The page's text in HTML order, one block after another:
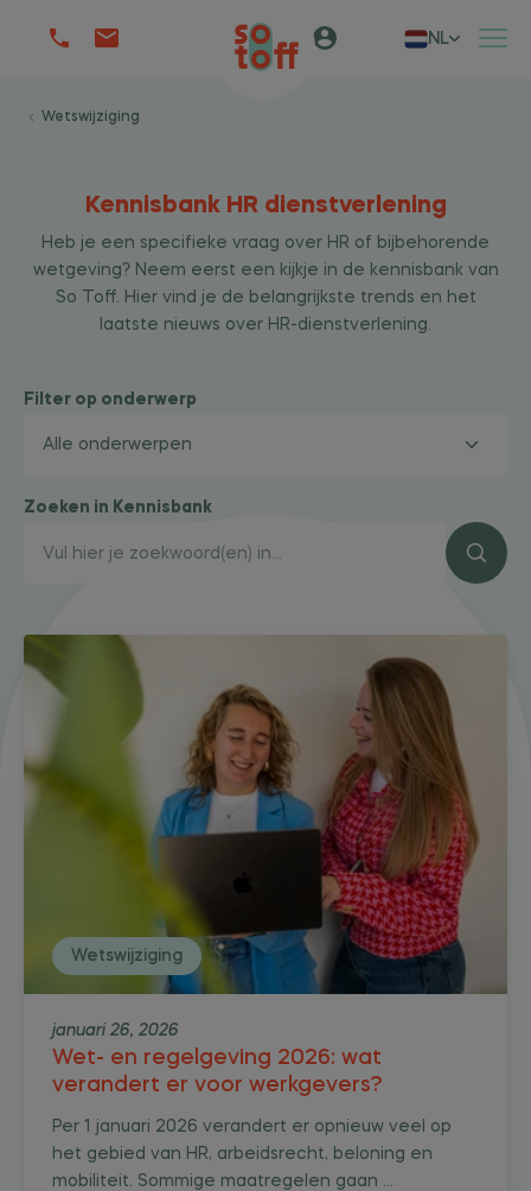
NL
Wetswijziging
Kennisbank HR dienstverlening
Heb je een specifieke vraag over HR of bijbehorende
wetgeving? Neem eerst een kijkje in de kennisbank van
So Toff. Hier vind je de belangrijkste trends en het
laatste nieuws over HR-dienstverlening.
Filter op onderwerp
Zoeken in Kennisbank
Wetswijziging
januari 26, 2026
Wet- en regelgeving 2026: wat
verandert er voor werkgevers?
Per 1 januari 2026 verandert er opnieuw veel op
het gebied van HR, arbeidsrecht, beloning en
mobiliteit. Sommige maatregelen gaan ...